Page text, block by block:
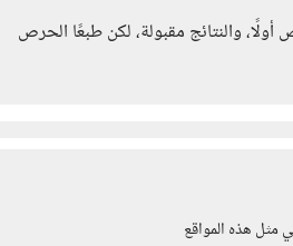
والنتائج مقبولة، لكن طبعًا الحرص
مثل هذه المواقع